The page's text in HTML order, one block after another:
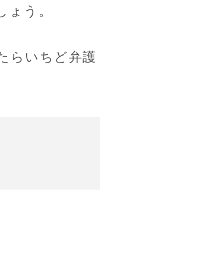
う。
らいちど弁護